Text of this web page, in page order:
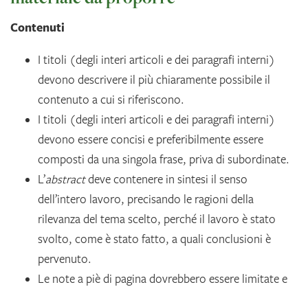
Contenuti
I titoli (degli interi articoli e dei paragrafi interni)
devono descrivere il più chiaramente possibile il
contenuto a cui si riferiscono.
I titoli (degli interi articoli e dei paragrafi interni)
devono essere concisi e preferibilmente essere
composti da una singola frase, priva di subordinate.
L’abstractdeve contenere in sintesi il senso
dell’intero lavoro, precisando le ragioni della
rilevanza del tema scelto, perché il lavoro è stato
svolto, come è stato fatto, a quali conclusioni è
pervenuto.
Le note a piè di pagina dovrebbero essere limitate e